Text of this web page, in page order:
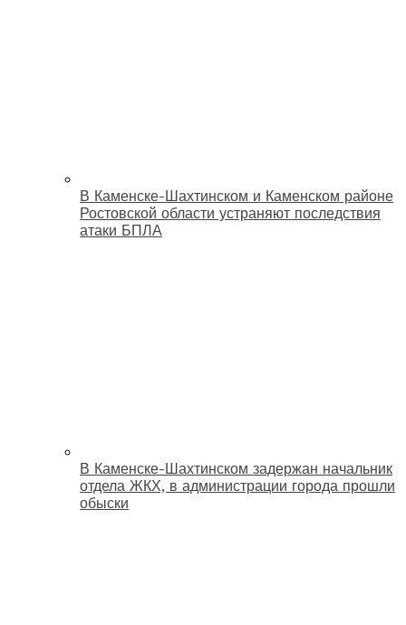
В Каменске-Шахтинском и Каменском районе
Ростовской области устраняют последствия
атаки БПЛА
В Каменске-Шахтинском задержан начальник
отдела ЖКХ, в администрации города прошли
обыски